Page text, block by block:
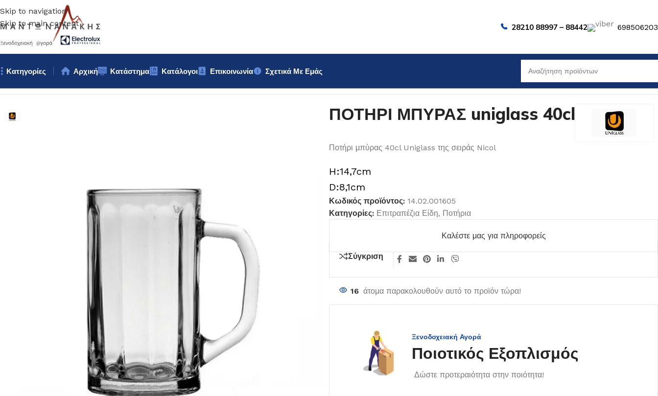
Skip to navigation
Skip to main content
28210 88997 – 88442
Κατηγορίες Αρχική Κατάστημα Κατάλογοι Επικοινωνία
Σχετικά Με Εμάς
ΠΟΤΗΡΙ ΜΠΥΡΑΣ uniglass 40cl
Ποτήρι μπύρας 40cl Uniglass της σειράς Nicol
H:14,7cm
D:8,1cm
Κωδικός προϊόντος: 14.02.001605
Κατηγορίες: Επιτραπέζια Είδη, Ποτήρια
Καλέστε μας για πληροφορείς
Σύγκριση
16 άτομα παρακολουθούν αυτό το προϊόν τώρα!
Ξενοδοχειακή Αγορά
Ποιοτικός Εξοπλισμός
Δώστε προτεραιότητα στην ποιότητα!